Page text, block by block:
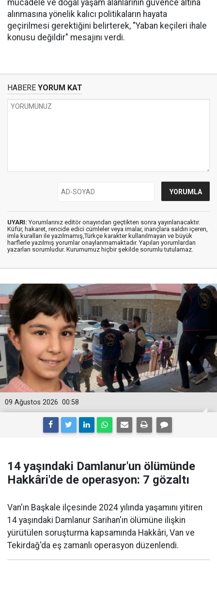
mücadele ve doğal yaşam alanlarının güvence altına
alınmasına yönelik kalıcı politikaların hayata
geçirilmesi gerektiğini belirterek, "Yaban keçileri ihale
konusu değildir" mesajını verdi.
HABERE YORUM KAT
UYARI: Yorumlarınız editör onayından geçtikten sonra yayınlanacaktır.
Küfür, hakaret, rencide edici cümleler veya imalar, inançlara saldırı içeren,
imla kuralları ile yazılmamış,Türkçe karakter kullanılmayan ve büyük
harflerle yazılmış yorumlar onaylanmamaktadır. Yapılan yorumlardan
yazarları sorumludur. Kurumumuz hiçbir şekilde sorumlu tutulamaz.
00:58
09 Ağustos 2026
14 yaşındaki Damlanur'un ölümünde
Hakkâri'de de operasyon: 7 gözaltı
Van'ın Başkale ilçesinde 2024 yılında yaşamını yitiren
14 yaşındaki Damlanur Sarihan'ın ölümüne ilişkin
yürütülen soruşturma kapsamında Hakkâri, Van ve
Tekirdağ'da eş zamanlı operasyon düzenlendi.